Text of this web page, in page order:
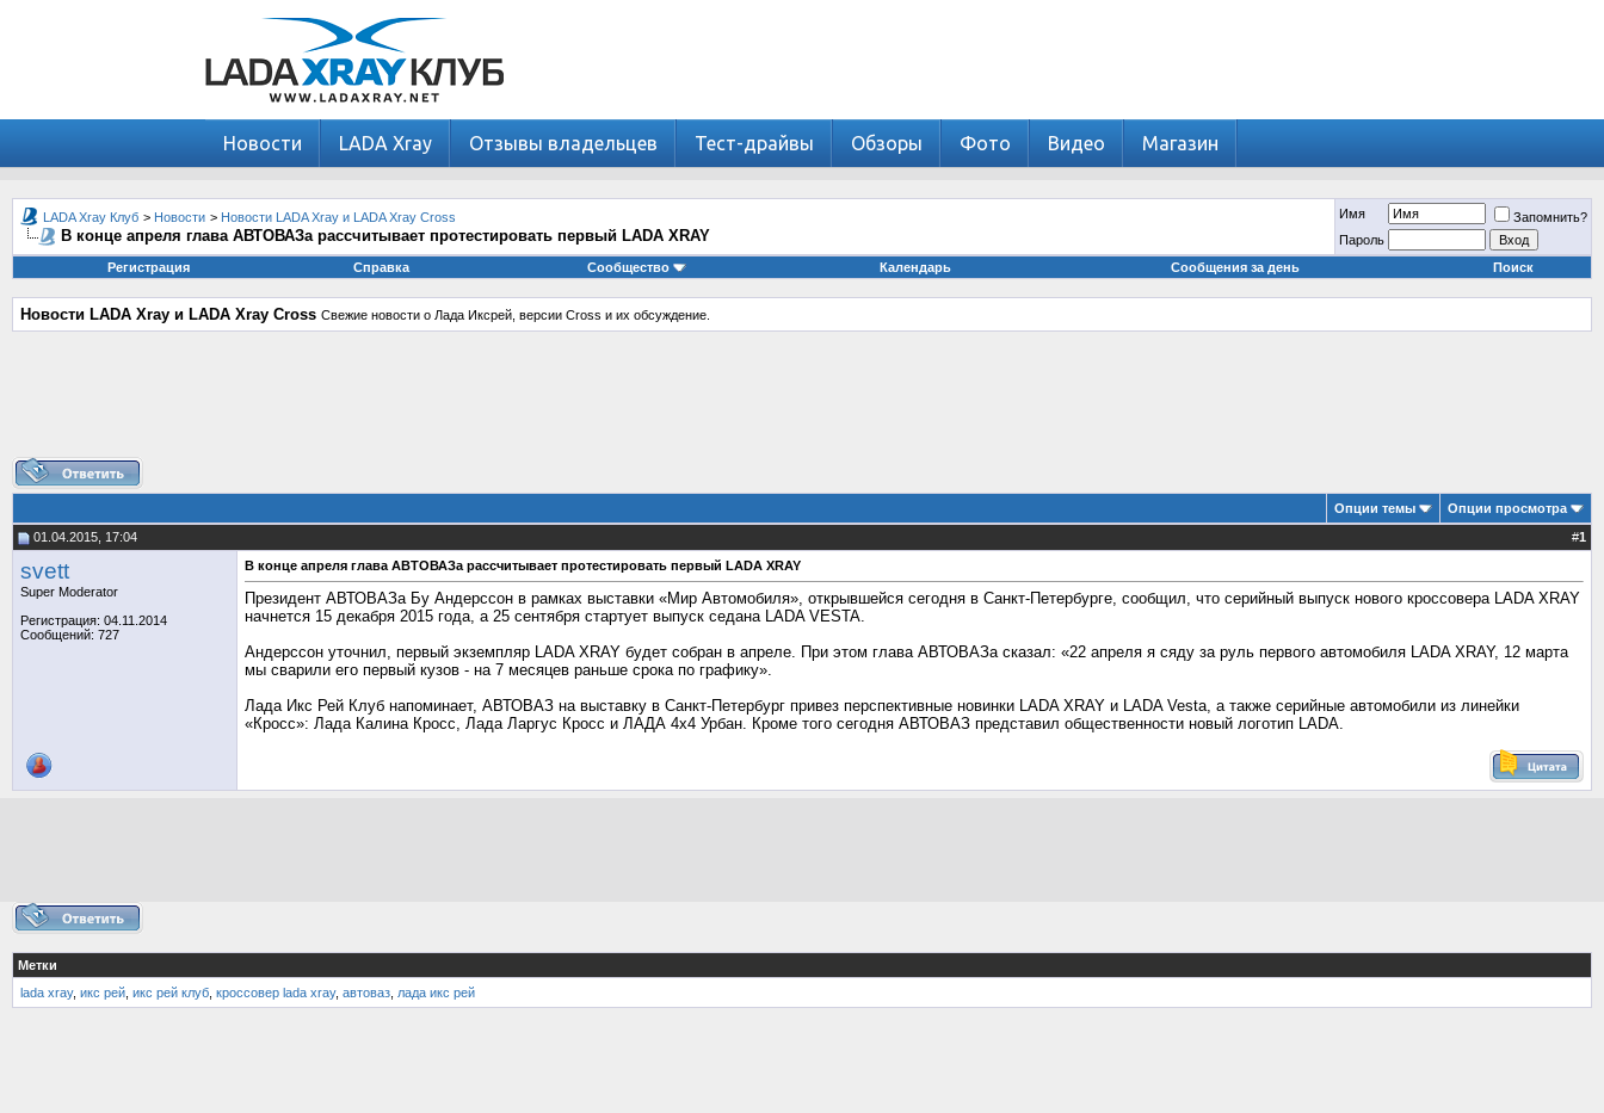
Новости LADA Xray Отзывы владельцев Тест-драйвы Обзоры Фото Видео Магазин
LADA Xray Клуб > Новости > Новости LADA Xray и LADA Xray Cross
В конце апреля глава АВТОВАЗа рассчитывает протестировать первый LADA XRAY
Имя
Запомнить?
Пароль
Регистрация
Справка Сообщество Календарь Сообщения за день Поиск
Новости LADA Xray и LADA Xray Cross Свежие новости о Лада Иксрей, версии Cross и их обсуждение.
Опции темы
Опции просмотра
01.04.2015, 17:04
#1
svett
Super Moderator
Регистрация: 04.11.2014
Сообщений: 727
В конце апреля глава АВТОВАЗа рассчитывает протестировать первый LADA XRAY
Президент АВТОВАЗа Бу Андерссон в рамках выставки «Мир Автомобиля», открывшейся сегодня в Санкт-Петербурге, сообщил, что серийный выпуск нового кроссовера LADA XRAY
начнется 15 декабря 2015 года, а 25 сентября стартует выпуск седана LADA VESTA.
Андерссон уточнил, первый экземпляр LADA XRAY будет собран в апреле. При этом глава АВТОВАЗа сказал: «22 апреля я сяду за руль первого автомобиля LADA XRAY, 12 марта
мы сварили его первый кузов - на 7 месяцев раньше срока по графику».
Лада Икс Рей Клуб напоминает, АВТОВАЗ на выставку в Санкт-Петербург привез перспективные новинки LADA XRAY и LADA Vesta, а также серийные автомобили из линейки
«Кросс»: Лада Калина Кросс, Лада Ларгус Кросс и ЛАДА 4х4 Урбан. Кроме того сегодня АВТОВАЗ представил общественности новый логотип LADA.
Метки
lada xray, икс рей икс рей клуб кроссовер lada xray, автоваз лада икс рей